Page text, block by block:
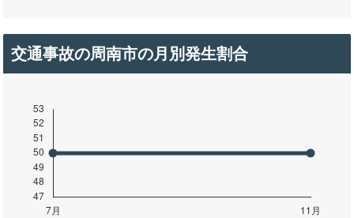
交通事故の周南市の月別発生割合